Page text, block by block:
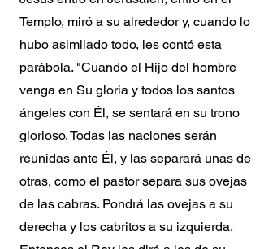
Templo, miró a su alrededor y, cuando lo
hubo asimilado todo, les contó esta
parábola. "Cuando el Hijo del hombre
venga en Su gloria y todos los santos
ángeles con Él, se sentará en su trono
glorioso. Todas las naciones serán
reunidas ante Él, y las separará unas de
otras, como el pastor separa sus ovejas
de las cabras. Pondrá las ovejas a su
derecha y los cabritos a su izquierda.